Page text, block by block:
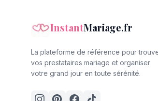
InstantMariage.fr
La plateforme de référence pour
vos prestataires mariage et organiser
votre grand jour en toute sérénité.